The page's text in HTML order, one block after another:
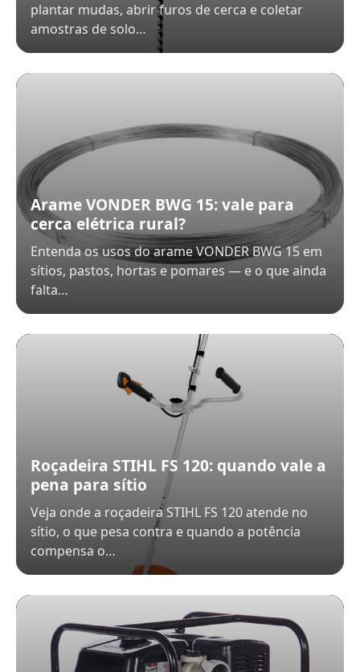
plantar mudas, abrir furos de cerca e coletar
amostras de solo…
Arame VONDER BWG 15: vale para
cerca elétrica rural?
Entenda os usos do arame VONDER BWG 15 em
sítios, pastos, hortas e pomares — e o que ainda
falta…
Roçadeira STIHL FS 120: quando vale a
pena para sítio
Veja onde a roçadeira STIHL FS 120 atende no
sítio, o que pesa contra e quando a potência
compensa o…